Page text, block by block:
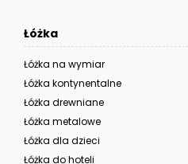
Łóżka
Łóżka na wymiar
Łóżka kontynentalne
Łóżka drewniane
Łóżka metalowe
Łóżka dla dzieci
Łóżka do hoteli